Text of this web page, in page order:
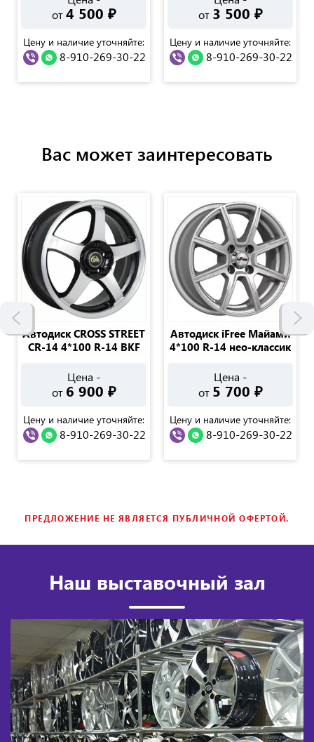
от4 500 ₽
Цену и наличие уточняйте:
8-910-269-30-22
от 3 500 ₽
Цену и наличие уточняйте:
8-910-269-30-22
Вас может заинтересовать
Автодиск CROSS STREET
CR-14 4*100 R-14 BKF
Цена -
от 6 900 ₽
Цену и наличие уточняйте:
8-910-269-30-22
Автодиск iFree Майами
4*100 R-14 нео-классик
Цена -
от 5 700 ₽
Цену и наличие уточняйте:
8-910-269-30-22
ПРЕДЛОЖЕНИЕ НЕ ЯВЛЯЕТСЯ ПУБЛИЧНОЙ ОФЕРТОЙ.
Наш выставочный зал